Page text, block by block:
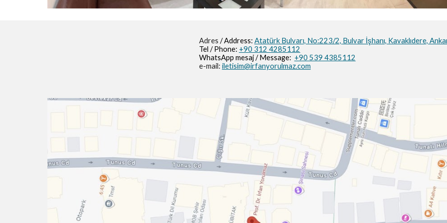
Adres / Address: Atatürk Bulvarı, No:223/2, Bulvar İşhanı, Kavaklıdere,
Tel / Phone: +90 312 4285112
WhatsApp mesaj / Message: +90 539 4385112
e-mail: iletisim@irfanyorulmaz.com